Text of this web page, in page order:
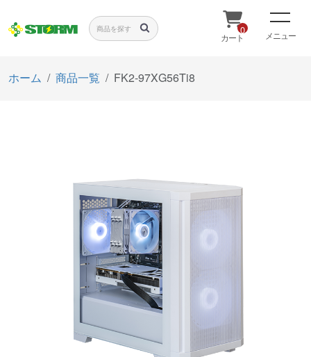
0
カート メニュー
ホーム 商品一覧 FK2-97XG56Ti8